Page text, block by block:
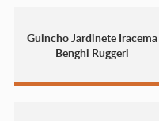
Guincho Jardinete Iracema
Benghi Ruggeri